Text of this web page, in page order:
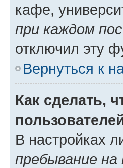
кафе,
при каждом
отключил эту
Вернуться к
Как сделать,
В настройках
пребывание